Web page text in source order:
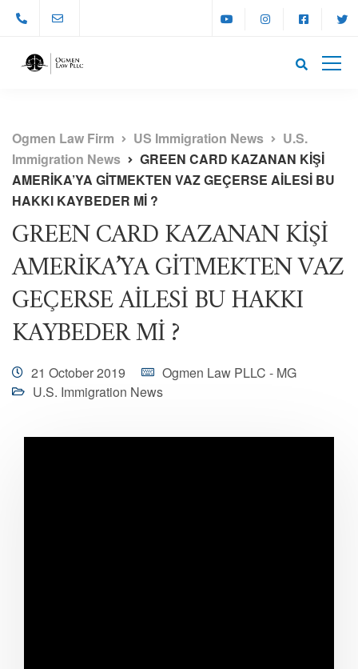
Ogmen Law Firm US Immigration News
U.S.
Immigration News
GREEN CARD KAZANAN KİŞİ
AMERİKA’YA GİTMEKTEN VAZ GEÇERSE AİLESİ BU
HAKKI KAYBEDER Mİ ?
GREEN CARD KAZANAN KİŞİ
AMERİKA’YA GİTMEKTEN VAZ
GEÇERSE AİLESİ BU HAKKI
KAYBEDER Mİ ?
21 October 2019
Ogmen Law PLLC - MG
U.S. Immigration News